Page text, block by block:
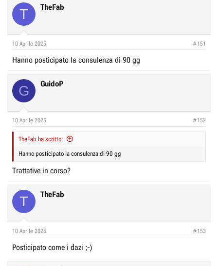
t
e
i
c
u
s
s
n
e
d
z
o
T TheFab
10 Aprile 2025 #151
Hanno posticipato la consulenza di 90 gg
G GuidoP
10 Aprile 2025 #152
TheFab ha scritto:
Hanno posticipato la consulenza di 90 gg
Trattative in corso?
T TheFab
10 Aprile 2025 #153
Posticipato come i dazi ;-)